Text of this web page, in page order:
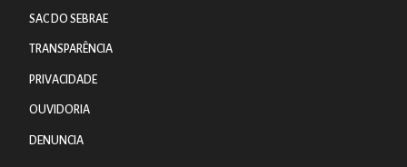
SAC DO SEBRAE
TRANSPARÊNCIA
PRIVACIDADE
OUVIDORIA
DENUNCIA